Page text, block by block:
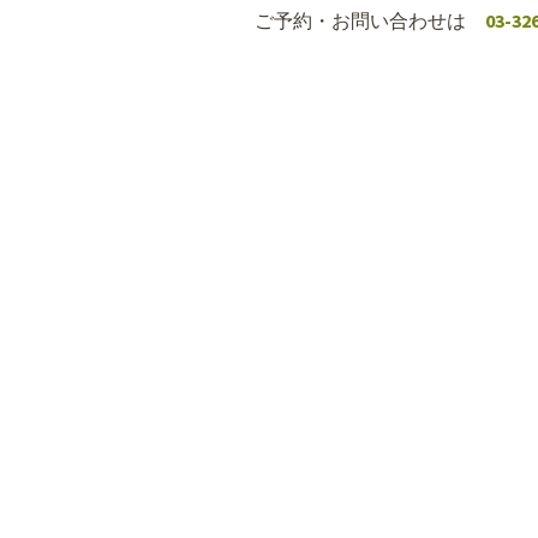
ご予約・お問い合わせは 03-